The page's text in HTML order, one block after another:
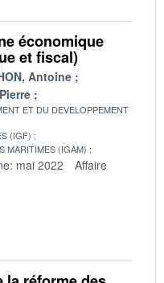
économique
et fiscal)
Antoine
ET DU DEVELOPPEMENT
(IGF)
MARITIMES (IGAM)
mai 2022
Affaire